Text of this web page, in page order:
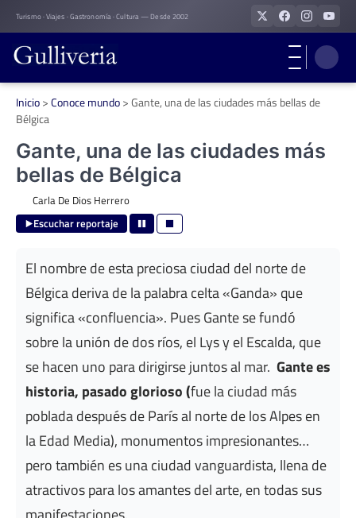
Skip
to
content
Turismo · Viajes · Gastronomía · Cultura — Desde 2002
Inicio>Conoce mundo>Gante, una de las ciudades más bellas de
Bélgica
Gante, una de las ciudades más
bellas de Bélgica
Carla De Dios Herrero
Escuchar reportaje
El nombre de esta preciosa ciudad del norte de
Bélgica deriva de la palabra celta «Ganda» que
significa «confluencia». Pues Gante se fundó
sobre la unión de dos ríos, el Lys y el Escalda, que
se hacen uno para dirigirse juntos al mar. Gante es
historia, pasado glorioso (fue la ciudad más
poblada después de París al norte de los Alpes en
la Edad Media), monumentos impresionantes…
pero también es una ciudad vanguardista, llena de
atractivos para los amantes del arte, en todas sus